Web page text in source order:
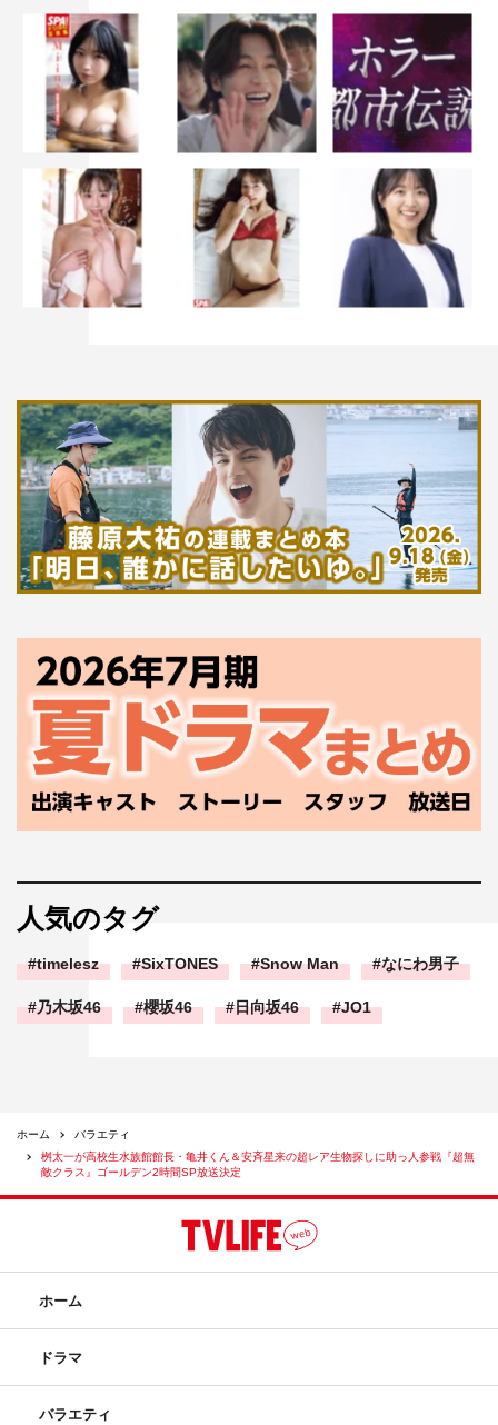
人気のタグ
timelesz SixTONES Snow Man なにわ男子
乃木坂46 櫻坂46 日向坂46 JO1
ホーム
バラエティ
桝太一が高校生水族館館長・亀井くん＆安斉星来の超レア生物探しに助っ人参戦『超無
敵クラス』ゴールデン2時間SP放送決定
ホーム
ドラマ
バラエティ